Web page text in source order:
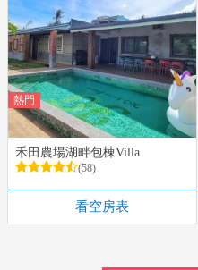
熱門
禾田農場湖畔包棟Villa
(58)
看空房表